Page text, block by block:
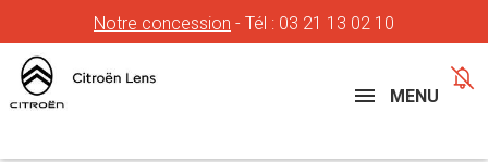
Notre concession - Tél : 03 21 13 02 10
Concessions
MENU